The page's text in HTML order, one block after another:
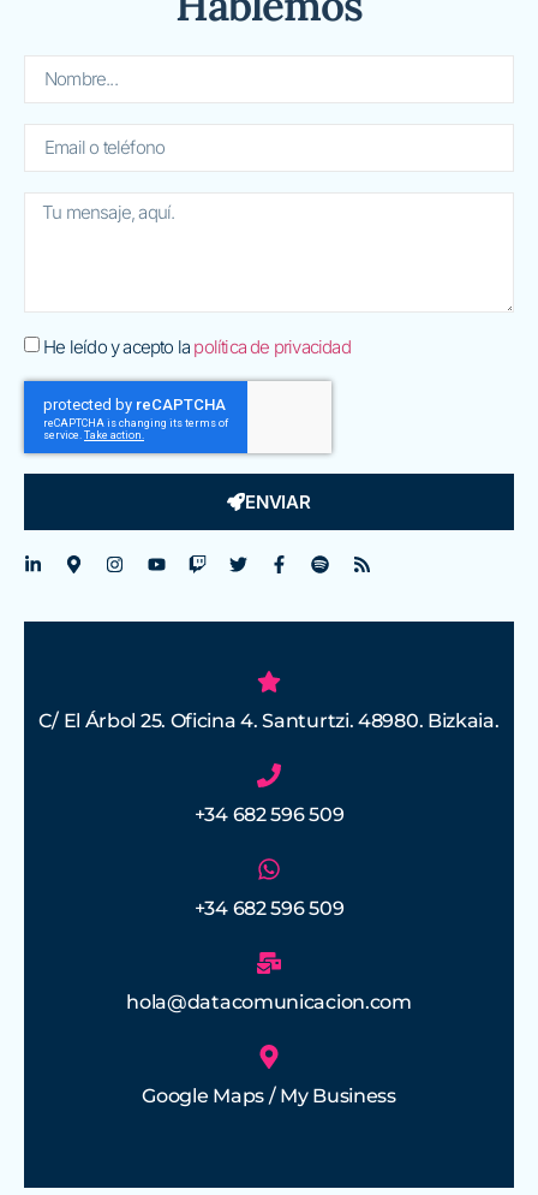
He leído y acepto la política de privacidad
ENVIAR
C/ El Árbol 25. Oficina 4. Santurtzi. 48980. Bizkaia.
+34 682 596 509
+34 682 596 509
hola@datacomunicacion.com
Google Maps / My Business